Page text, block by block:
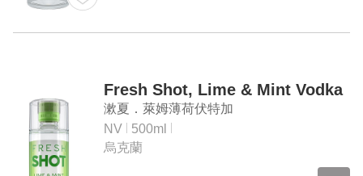
Fresh Shot, Lime & Mint Vodka
漱夏．萊姆薄荷伏特加
NV
500ml
烏克蘭